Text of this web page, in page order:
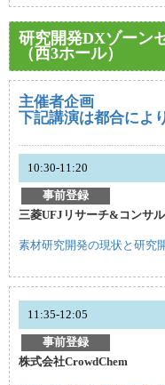
研究開発DXゾーン
（西3ホール）
主催者企画
下記講演は都合によ
10:30-11:20
事前登録
三菱UFJリサーチ&コンサ
素材研究開発の現状と研究
11:35-12:05
事前登録
株式会社CrowdChem